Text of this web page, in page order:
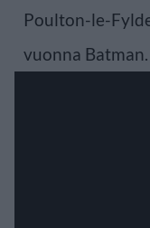
Poulton-le-
vuonna Batman.